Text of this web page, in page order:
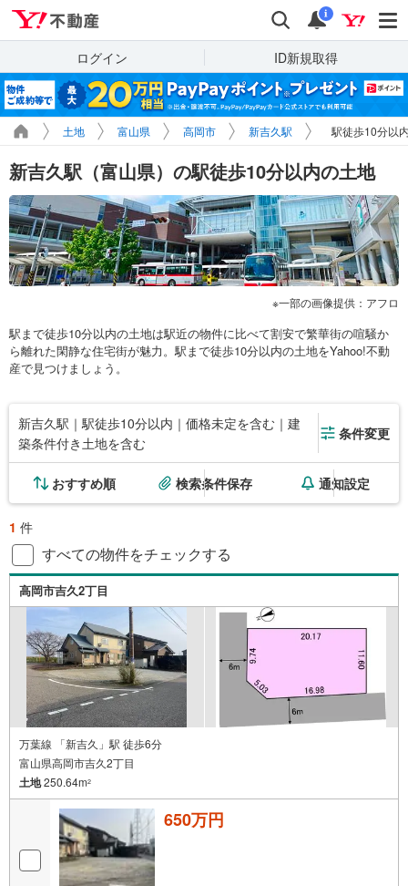
検索 通知
i
ログイン ID新規取得
土地 富山県 高岡市 新吉久駅 駅徒歩10分以
新吉久駅（富山県）の駅徒歩10分以内の土地
一部の画像提供：アフロ
駅まで徒歩10分以内の土地は駅近の物件に比べて割安で繁華街の喧騒か
ら離れた閑静な住宅街が魅力。駅まで徒歩10分以内の土地をYahoo!不動
産で見つけましょう。
新吉久駅｜駅徒歩10分以内｜価格未定を含む｜建
築条件付き土地を含む
条件変更
おすすめ順 検索条件保存 通知設定
1 件
すべての物件をチェックする
高岡市吉久2丁目
万葉線 「新吉久」駅 徒歩6分
富山県高岡市吉久2丁目
土地250.64m2
650万円